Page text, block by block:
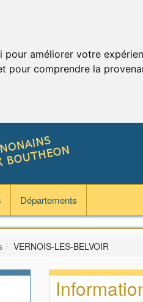
améliorer votre
comprendre la
Départements
VERNOIS-LES-BELVOIR